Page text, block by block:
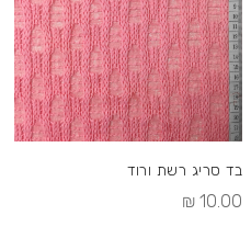
בד סריג רשת ורוד
10.00 ₪